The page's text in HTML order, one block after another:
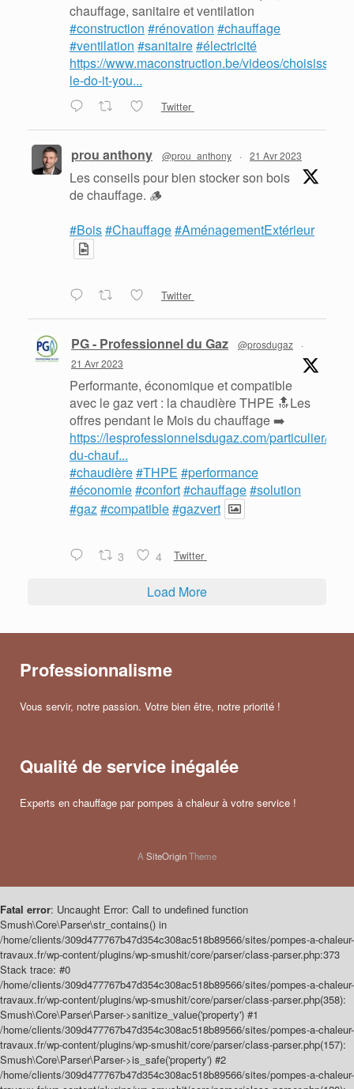
chauffage, sanitaire et ventilation
#construction #rénovation #chauffage
#ventilation #sanitaire#électricité
https://www.maconstruction.be/videos/choisissez-
le-do-it-you...
Twitter
prou anthony @prou_anthony · 21 Avr 2023
Les conseils pour bien stocker son bois
de chauffage. 🪵
#Bois#Chauffage#AménagementExtérieur
Twitter
PG - Professionnel du Gaz @prosdugaz
·
21 Avr 2023
Performante, économique et compatible
avec le gaz vert : la chaudière THPE 🔝Les
offres pendant le Mois du chauffage ➡️
https://lesprofessionnelsdugaz.com/particulier/
du-chauf...
#chaudière#THPE #performance
#économie#confort#chauffage#solution
#gaz#compatible#gazvert
3 4 Twitter
Load More
Professionnalisme
Vous servir, notre passion. Votre bien être, notre priorité !
Qualité de service inégalée
Experts en chauffage par pompes à chaleur à votre service !
ASiteOriginTheme
Fatal error: Uncaught Error: Call to undefined function
Smush\Core\Parser\str_contains() in
/home/clients/309d477767b47d354c308ac518b89566/sites/pompes-a-chaleur-
travaux.fr/wp-content/plugins/wp-smushit/core/parser/class-parser.php:373
Stack trace: #0
/home/clients/309d477767b47d354c308ac518b89566/sites/pompes-a-chaleur-
travaux.fr/wp-content/plugins/wp-smushit/core/parser/class-parser.php(358):
Smush\Core\Parser\Parser->sanitize_value('property') #1
/home/clients/309d477767b47d354c308ac518b89566/sites/pompes-a-chaleur-
travaux.fr/wp-content/plugins/wp-smushit/core/parser/class-parser.php(157):
Smush\Core\Parser\Parser->is_safe('property') #2
/home/clients/309d477767b47d354c308ac518b89566/sites/pompes-a-chaleur-